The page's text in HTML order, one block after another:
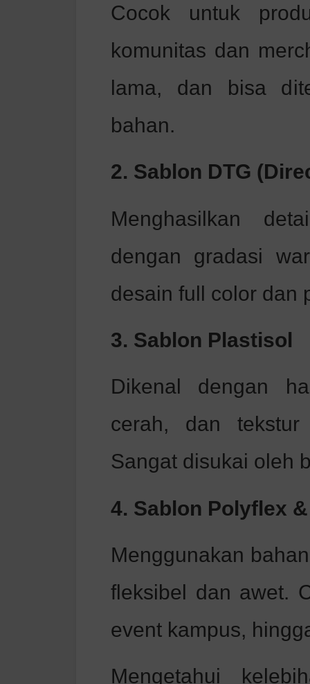
Cocok untuk
komunitas dan
lama, dan bisa
bahan.
2. Sablon DTG
Menghasilkan
dengan gradasi
desain full color dan
3. Sablon Plastisol
Dikenal dengan
cerah, dan
Sangat disukai oleh
4. Sablon Polyflex
Menggunakan
fleksibel dan awet.
event kampus,
Mengetahui